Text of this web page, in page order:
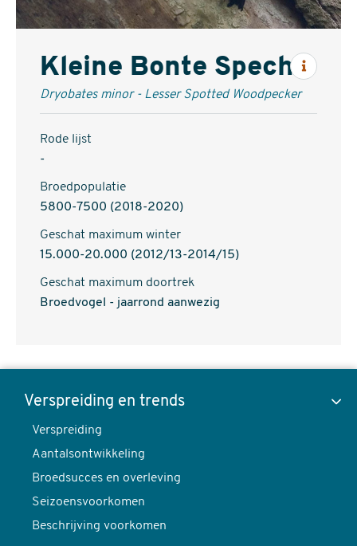
Kleine Bonte Specht
Dryobates minor - Lesser Spotted Woodpecker
Rode lijst
-
Broedpopulatie
5800-7500 (2018-2020)
Geschat maximum winter
15.000-20.000 (2012/13-2014/15)
Geschat maximum doortrek
Broedvogel - jaarrond aanwezig
Bonte
Specht,
Dryobates
minor
Harvey
Verspreiding en trends
Verspreiding
Aantalsontwikkeling
Broedsucces en overleving
Seizoensvoorkomen
Beschrijving voorkomen
Toon data van
Verspreiding en trends